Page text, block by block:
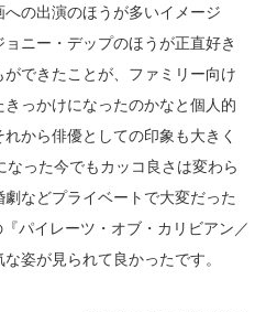
の出演のほうが多いイメージ
ニー・デップのほうが正直好き
できたことが、ファミリー向け
っかけになったのかなと個人的
から俳優としての印象も大きく
った今でもカッコ良さは変わら
などプライベートで大変だった
パイレーツ・オブ・カリビアン／
姿が見られて良かったです。